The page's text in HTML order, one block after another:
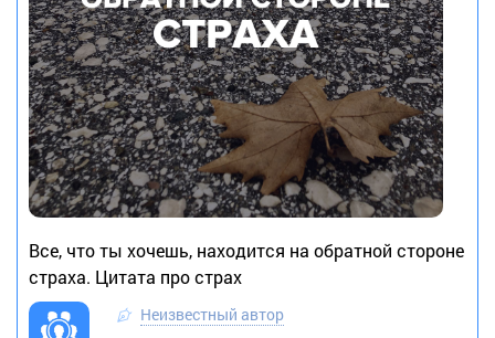
Все, что ты хочешь, находится на обратной стороне
страха. Цитата про страх
Неизвестный автор